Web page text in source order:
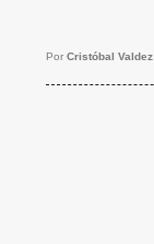
Por Cristóbal Valdez